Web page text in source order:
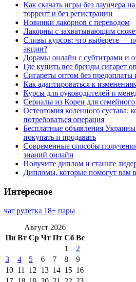
Как скачать игры без лаунчера
торрент и без регистрации
Новинки лакорнов с переводом
Лакорны с захватывающим
Сливы курсов: что выберете —
акции?
Дорамы онлайн с субтитрами и
Где купить все бренды сигарет
Сигареты оптом без предоплаты
Как адаптироваться к
Курсы для руководителей и
Сериалы из Кореи для
Остеотомия коленного сустава:
потребоваться операция
Бесплатные объявления
покупать и продавать
Современные способы
знаний онлайн
Получите диплом и станьте
Дипломы, которые помогут вам
Интересное
чат рулетка 18+ пары
Август 2026
Пн Вт Ср Чт Пт Сб Вс
1
2
3
4 5 6 7 8
9
10 11 12 13 14 15 16